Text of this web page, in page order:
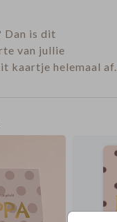
Dan is dit
van jullie
kaartje helemaal af.